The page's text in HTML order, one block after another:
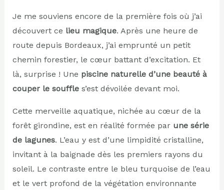
Je me souviens encore de la première fois où j’ai
découvert ce lieu magique. Après une heure de
route depuis Bordeaux, j’ai emprunté un petit
chemin forestier, le cœur battant d’excitation. Et
là, surprise ! Une piscine naturelle d’une beauté à
couper le souffles’est dévoilée devant moi.
Cette merveille aquatique, nichée au cœur de la
forêt girondine, est en réalité formée par une série
de lagunes. L’eau y est d’une limpidité cristalline,
invitant à la baignade dès les premiers rayons du
soleil. Le contraste entre le bleu turquoise de l’eau
et le vert profond de la végétation environnante